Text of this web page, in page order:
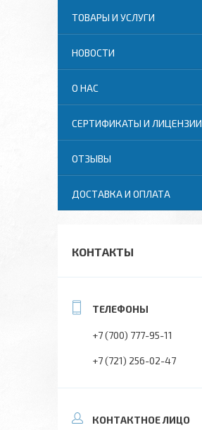
ТОВАРЫ И УСЛУГИ
НОВОСТИ
О НАС
СЕРТИФИКАТЫ И ЛИЦЕНЗИИ
ОТЗЫВЫ
ДОСТАВКА И ОПЛАТА
КОНТАКТЫ
+7 (700) 777-95-11
+7 (721) 256-02-47